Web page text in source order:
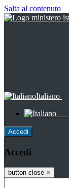
Salta al contenuto
Italiano
Accedi
Accedi
button close ×